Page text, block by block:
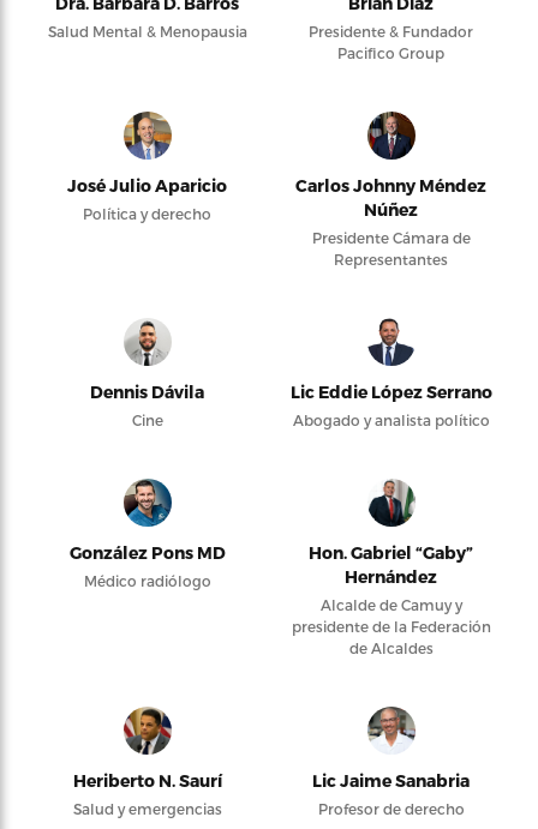
Salud Mental & Menopausia
Presidente & Fundador
Pacifico Group
José Julio Aparicio
Política y derecho
Carlos Johnny Méndez
Núñez
Presidente Cámara de
Representantes
Dennis Dávila
Cine
Lic Eddie López Serrano
Abogado y analista político
González Pons MD
Médico radiólogo
Hon. Gabriel “Gaby”
Hernández
Alcalde de Camuy y
presidente de la Federación
de Alcaldes
Heriberto N. Saurí
Salud y emergencias
Lic Jaime Sanabria
Profesor de derecho